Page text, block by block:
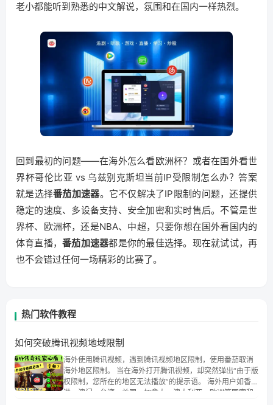
老小都能听到熟悉的中文解说，氛围和在国内一样热烈。
回到最初的问题——在海外怎么看欧洲杯？或者在国外看世
界杯哥伦比亚 vs 乌兹别克斯坦当前IP受限制怎么办？答案
就是选择番茄加速器。它不仅解决了IP限制的问题，还提供
稳定的速度、多设备支持、安全加密和实时售后。不管是世
界杯、欧洲杯，还是NBA、中超，只要你想在国外看国内的
体育直播，番茄加速器都是你的最佳选择。现在就试试，再
也不会错过任何一场精彩的比赛了。
热门软件教程
如何突破腾讯视频地域限制
海外使用腾讯视频，遇到腾讯视频地区限制，使用番茄取消
海外地区限制。 当在海外打开腾讯视频，却突然弹出“由于版
权限制，您所在的地区无法播放”的提示语。 海外用户如香
港、澳门、台湾、美国、加拿大、澳大利亚、欧洲等国家和